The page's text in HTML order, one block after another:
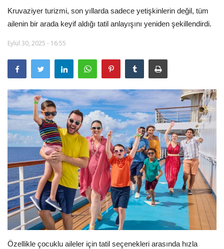
Künye
Halil ÖNCÜ kimdir?
KVKK Aydınlatma Metni
Görüntülü
Araştırma - İnceleme
Lezzet Durakları
Röportajlar
Gezi - Yorum
Kruvaziyer turizmi, son yıllarda sadece yetişkinlerin değil, tüm
ailenin bir arada keyif aldığı tatil anlayışını yeniden şekillendirdi.
Eylül 30, 2025 - 16:55
Özellikle çocuklu aileler için tatil seçenekleri arasında hızla